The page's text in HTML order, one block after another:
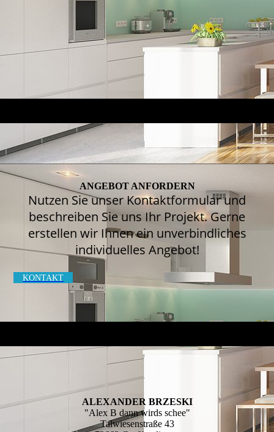
ANGEBOT ANFORDERN
Nutzen Sie unser Kontaktformular und
beschreiben Sie uns Ihr Projekt. Gerne
erstellen wir Ihnen ein unverbindliches
individuelles Angebot!
KONTAKT
ALEXANDER BRZESKI
"Alex B dann wirds schee"
Talwiesenstraße 43